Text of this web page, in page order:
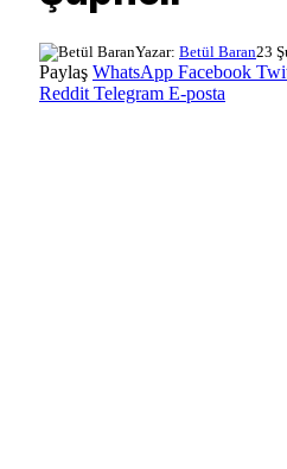
Yazar: Betül Baran23
Paylaş WhatsApp Facebook
Reddit Telegram E-posta